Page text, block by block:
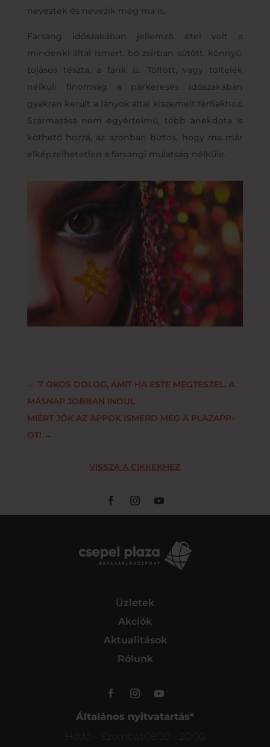
nevezték és nevezik még ma is.
Farsang időszakában jellemző étel volt a
mindenki által ismert, bő zsírban sütött, könnyű,
tojásos tészta, a fánk is. Töltött, vagy töltelék
nélküli finomság a párkeresés időszakában
gyakran került a lányok által kiszemelt férfiakhoz.
Származása nem egyértelmű, több anekdota is
köthető hozzá, az azonban biztos, hogy ma már
elképzelhetetlen a farsangi mulatság nélküle.
← 7 OKOS DOLOG, AMIT HA ESTE MEGTESZEL, A
MÁSNAP JOBBAN INDUL
MIÉRT JÓK AZ APPOK ISMERD MEG A PLAZAPP-
OT! →
VISSZA A CIKKEKHEZ
Üzletek
Akciók
Aktualitások
Rólunk
Általános nyitvatartás*
Hétfő – Szombat